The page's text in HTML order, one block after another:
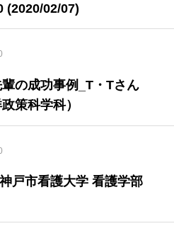
(2020/02/07)
の成功事例_T・Tさん
策科学科）
戸市看護大学 看護学部